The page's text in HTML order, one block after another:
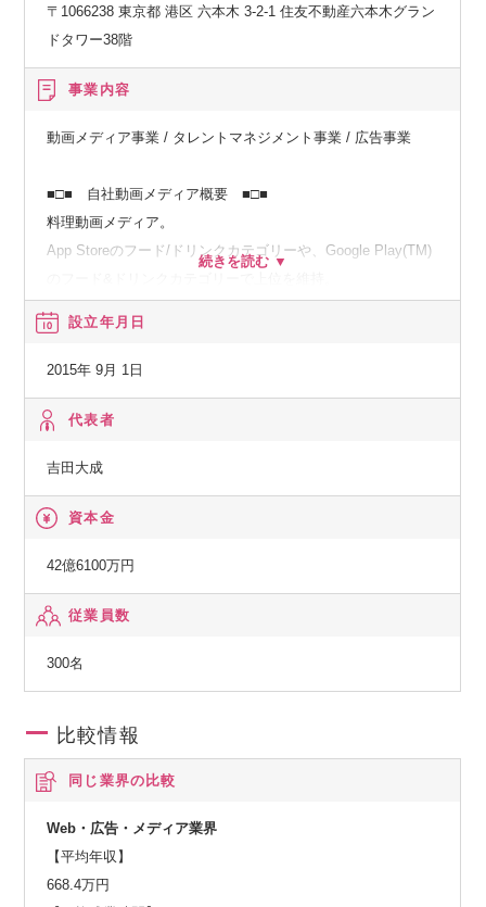
〒1066238 東京都 港区 六本木 3-2-1 住友不動産六本木グラン
ドタワー38階
事業内容
動画メディア事業 / タレントマネジメント事業 / 広告事業
■□■ 自社動画メディア概要 ■□■
料理動画メディア。
App Storeのフード/ドリンクカテゴリーや、Google Play(TM)
ニュース&エンタメ動画メディア
て、新たなネットビジネスの在り方を証明し続けておりま
設立年月日
2015年 9月 1日
代表者
吉田大成
資本金
42億6100万円
従業員数
300名
比較情報
同じ業界の比較
Web・広告・メディア業界
【平均年収】
668.4万円